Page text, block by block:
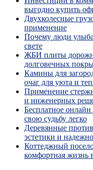
выгодно купить
Двухколесные
применение
Почему люди
свете
ЖБИ плиты
долговечных
Камины для
очаг для уюта и
Применение
и инженерных
Бесплатное онлайн
свою судьбу легко
Деревянные
эстетики и
Коттеджный
комфортная жизнь